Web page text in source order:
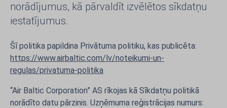
norādījumus, kā pārvaldīt izvēlētos sīkdatņu
iestatījumus.
Šī politika papildina Privātuma politiku, kas publicēta:
https://www.airbaltic.com/lv/noteikumi-un-
regulas/privatuma-politika
“Air Baltic Corporation” AS rīkojas kā Sīkdatņu politikā
norādīto datu pārzinis. Uzņēmuma reģistrācijas numurs: